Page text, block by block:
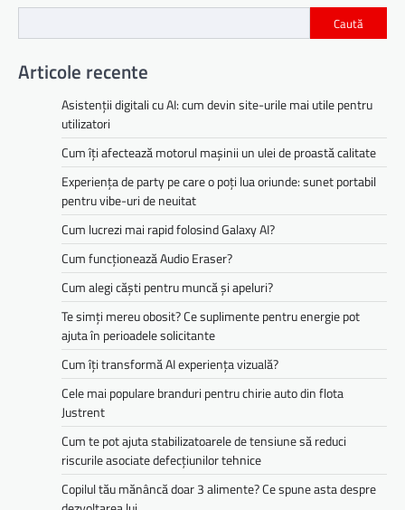
Caută
Articole recente
Asistenții digitali cu AI: cum devin site-urile mai utile pentru
utilizatori
Cum îți afectează motorul mașinii un ulei de proastă calitate
Experiența de party pe care o poți lua oriunde: sunet portabil
pentru vibe-uri de neuitat
Cum lucrezi mai rapid folosind Galaxy AI?
Cum funcționează Audio Eraser?
Cum alegi căști pentru muncă și apeluri?
Te simți mereu obosit? Ce suplimente pentru energie pot
ajuta în perioadele solicitante
Cum îți transformă AI experiența vizuală?
Cele mai populare branduri pentru chirie auto din flota
Justrent
Cum te pot ajuta stabilizatoarele de tensiune să reduci
riscurile asociate defecțiunilor tehnice
Copilul tău mănâncă doar 3 alimente? Ce spune asta despre